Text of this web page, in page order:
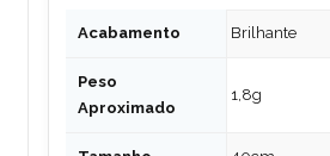
Acabamento Brilhante
Peso
Aproximado
1,8g